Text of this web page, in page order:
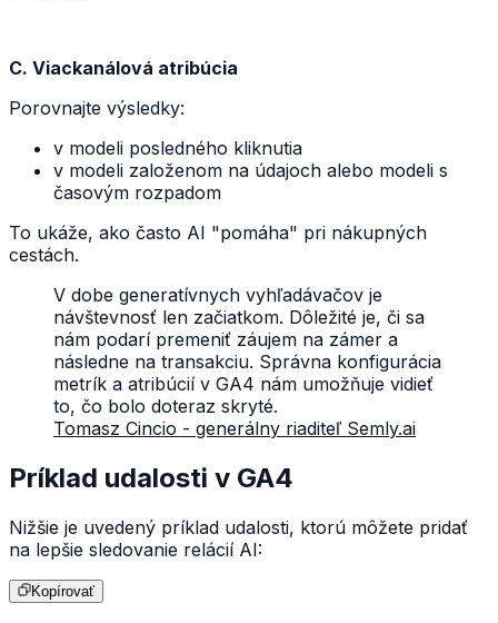
C. Viackanálová atribúcia
Porovnajte výsledky:
v modeli posledného kliknutia
v modeli založenom na údajoch alebo modeli s
časovým rozpadom
To ukáže, ako často AI "pomáha" pri nákupných
cestách.
V dobe generatívnych vyhľadávačov je
návštevnosť len začiatkom. Dôležité je, či sa
nám podarí premeniť záujem na zámer a
následne na transakciu. Správna konfigurácia
metrík a atribúcií v GA4 nám umožňuje vidieť
to, čo bolo doteraz skryté.
Tomasz Cincio - generálny riaditeľ Semly.ai
Príklad udalosti v GA4
Nižšie je uvedený príklad udalosti, ktorú môžete pridať
na lepšie sledovanie relácií AI:
Kopírovať